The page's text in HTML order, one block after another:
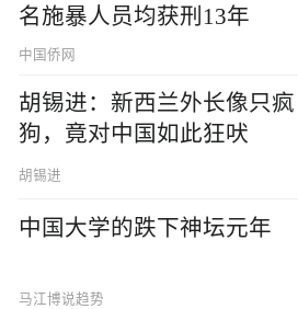
名施暴人员均获刑13年
中国侨网
胡锡进：新西兰外长像只疯
狗，竟对中国如此狂吠
胡锡进
中国大学的跌下神坛元年
马江博说趋势